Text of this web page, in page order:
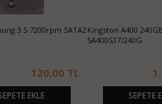
SSD 256GB Sandisk X300s 2.5 SATA3 SSD
1.050,00 TL